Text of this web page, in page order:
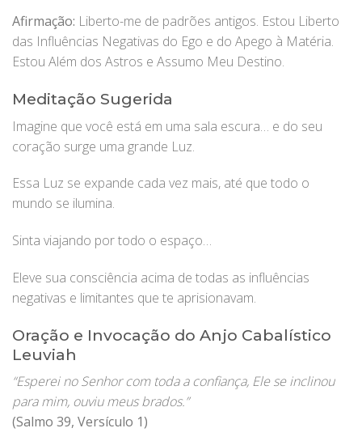
Afirmação: Liberto-me de padrões antigos. Estou Liberto
das Influências Negativas do Ego e do Apego à Matéria.
Estou Além dos Astros e Assumo Meu Destino.
Meditação Sugerida
Imagine que você está em uma sala escura… e do seu
coração surge uma grande Luz.
Essa Luz se expande cada vez mais, até que todo o
mundo se ilumina.
Sinta viajando por todo o espaço…
Eleve sua consciência acima de todas as influências
negativas e limitantes que te aprisionavam.
Oração e Invocação do Anjo Cabalístico
Leuviah
“Esperei no Senhor com toda a confiança, Ele se inclinou
para mim, ouviu meus brados.”
(Salmo 39, Versículo 1)